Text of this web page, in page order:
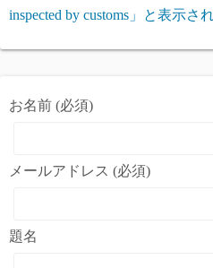
inspected by customs」と表示さ
お名前 (必須)
メールアドレス (必須)
題名